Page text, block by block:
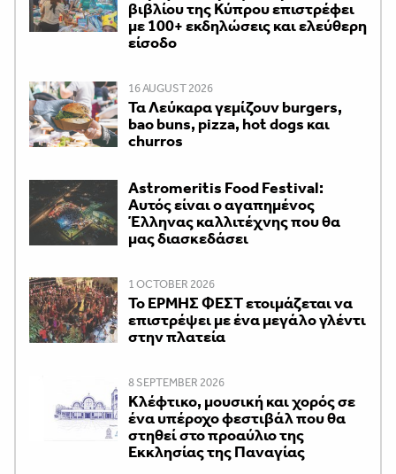
βιβλίου της Κύπρου επιστρέφει
με 100+ εκδηλώσεις και ελεύθερη
είσοδο
16 AUGUST 2026
Τα Λεύκαρα γεμίζουν burgers,
bao buns, pizza, hot dogs και
churros
Astromeritis Food Festival:
Αυτός είναι ο αγαπημένος
Έλληνας καλλιτέχνης που θα
μας διασκεδάσει
1 OCTOBER 2026
Το ΕΡΜΗΣ ΦΕΣΤ ετοιμάζεται να
επιστρέψει με ένα μεγάλο γλέντι
στην πλατεία
8 SEPTEMBER 2026
Κλέφτικο, μουσική και χορός σε
ένα υπέροχο φεστιβάλ που θα
στηθεί στο προαύλιο της
Εκκλησίας της Παναγίας